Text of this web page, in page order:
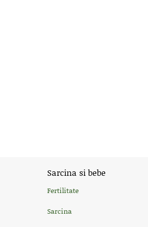
Sarcina si bebe
Fertilitate
Sarcina